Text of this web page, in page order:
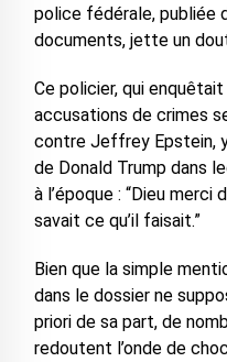
police fédérale, publiée
documents, jette un
Ce policier, qui
accusations de crimes
contre Jeffrey Epstein,
de Donald Trump dans
à l’époque : “Dieu merci
savait ce qu’il faisait.”
Bien que la simple
dans le dossier ne
priori de sa part, de
redoutent l’onde de